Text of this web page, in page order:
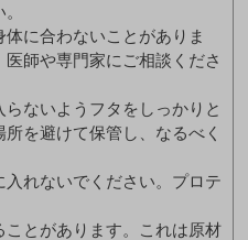
体に合わないことがありま
師や専門家にご相談くださ
らないようフタをしっかりと
を避けて保管し、なるべく
入れないでください。プロテ
ことがあります。これは原材